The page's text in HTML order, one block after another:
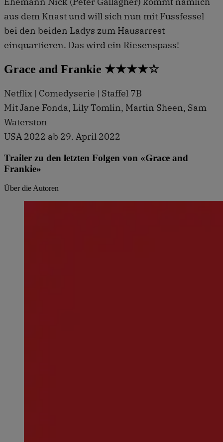
aus dem Knast und will sich nun mit Fussfessel
bei den beiden Ladys zum Hausarrest
einquartieren. Das wird ein Riesenspass!
Grace and Frankie ★★★★☆
Netflix | Comedyserie | Staffel 7B
Mit Jane Fonda, Lily Tomlin, Martin Sheen, Sam
Waterston
USA 2022 ab 29. April 2022
Trailer zu den letzten Folgen von «Grace and
Frankie»
Über die Autoren